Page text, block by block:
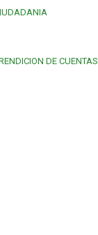
DE CUENTAS